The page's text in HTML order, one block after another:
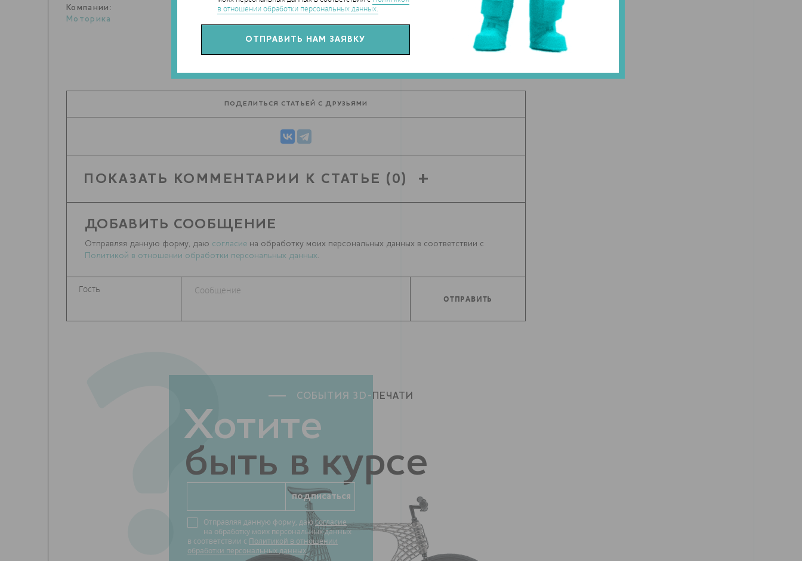
в отношении обработки персональных данных.
Компании:
Моторика
ПОДЕЛИТЬСЯ СТАТЬЕЙ С ДРУЗЬЯМИ
ПОКАЗАТЬ КОММЕНТАРИИ К СТАТЬЕ (0)
ДОБАВИТЬ СООБЩЕНИЕ
Отправляя данную форму, даю согласие на обработку моих персональных данных в соответствии с
Политикой в отношении обработки персональных данных.
?
Хотите
быть в курсе
СОБЫТИЯ 3D- ПЕЧАТИ
Отправляя данную форму, даюсогласие
на обработку моих персональных данных
в соответствии с Политикой в отношении
обработки персональных данных.